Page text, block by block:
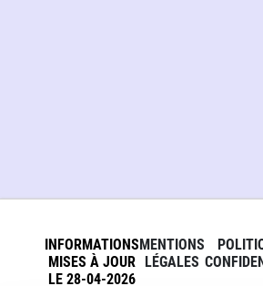
INFORMATIONS
MISES À JOUR
LE 28-04-2026
MENTIONS
LÉGALES